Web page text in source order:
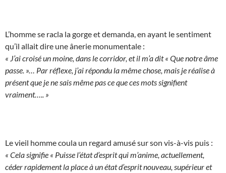
L’homme se racla la gorge et demanda, en ayant le sentiment
qu’il allait dire une ânerie monumentale :
« J’ai croisé un moine, dans le corridor, et il m’a dit « Que notre âme
passe. »… Par réflexe, j’ai répondu la même chose, mais je réalise à
présent que je ne sais même pas ce que ces mots signifient
vraiment….. »
Le vieil homme coula un regard amusé sur son vis-à-vis puis :
« Cela signifie « Puisse l’état d’esprit qui m’anime, actuellement,
céder rapidement la place à un état d’esprit nouveau, supérieur et